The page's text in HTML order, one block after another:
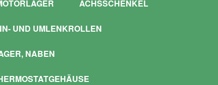
ACHSSCHENKEL
UND UMLENKROLLEN
NABEN